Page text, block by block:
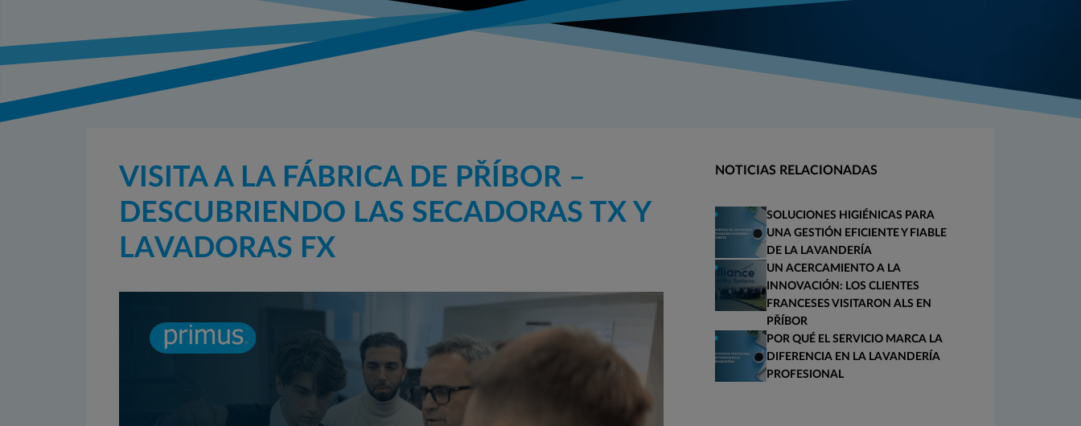
VISITA A LA FÁBRICA DE PŘÍBOR –
DESCUBRIENDO LAS SECADORAS TX Y
LAVADORAS FX
NOTICIAS RELACIONADAS
SOLUCIONES HIGIÉNICAS PARA
UNA GESTIÓN EFICIENTE Y FIABLE
DE LA LAVANDERÍA
UN ACERCAMIENTO A LA
INNOVACIÓN: LOS CLIENTES
FRANCESES VISITARON ALS EN
PŘÍBOR
POR QUÉ EL SERVICIO MARCA LA
DIFERENCIA EN LA LAVANDERÍA
PROFESIONAL